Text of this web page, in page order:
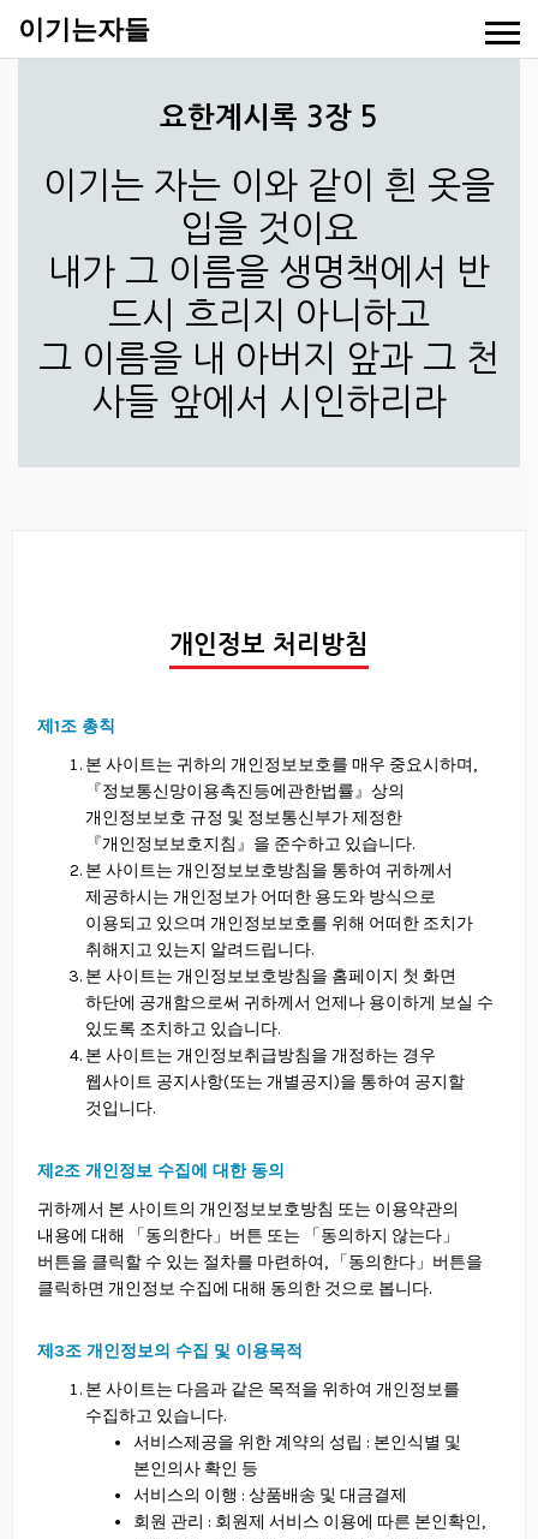
이기는자들
요한계시록 3장 5
이기는 자는 이와 같이 흰 옷을
입을 것이요
내가 그 이름을 생명책에서 반
드시 흐리지 아니하고
그 이름을 내 아버지 앞과 그 천
사들 앞에서 시인하리라
개인정보 처리방침
제1조 총칙
본 사이트는 귀하의 개인정보보호를 매우 중요시하며,
『정보통신망이용촉진등에관한법률』상의
개인정보보호 규정 및 정보통신부가 제정한
『개인정보보호지침』을 준수하고 있습니다.
본 사이트는 개인정보보호방침을 통하여 귀하께서
제공하시는 개인정보가 어떠한 용도와 방식으로
이용되고 있으며 개인정보보호를 위해 어떠한 조치가
취해지고 있는지 알려드립니다.
본 사이트는 개인정보보호방침을 홈페이지 첫 화면
하단에 공개함으로써 귀하께서 언제나 용이하게 보실 수
있도록 조치하고 있습니다.
본 사이트는 개인정보취급방침을 개정하는 경우
웹사이트 공지사항(또는 개별공지)을 통하여 공지할
것입니다.
제2조 개인정보 수집에 대한 동의
귀하께서 본 사이트의 개인정보보호방침 또는 이용약관의
내용에 대해 「동의한다」버튼 또는 「동의하지 않는다」
버튼을 클릭할 수 있는 절차를 마련하여, 「동의한다」버튼을
클릭하면 개인정보 수집에 대해 동의한 것으로 봅니다.
제3조 개인정보의 수집 및 이용목적
본 사이트는 다음과 같은 목적을 위하여 개인정보를
수집하고 있습니다.
서비스제공을 위한 계약의 성립 : 본인식별 및
본인의사 확인 등
서비스의 이행 : 상품배송 및 대금결제
회원 관리 : 회원제 서비스 이용에 따른 본인확인,